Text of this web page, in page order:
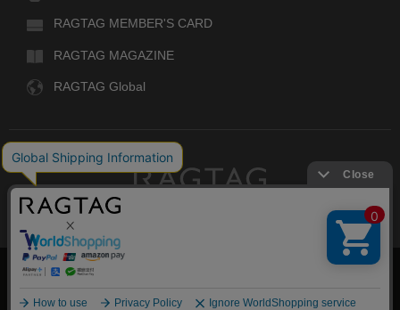
RAGTAG MEMBER'S CARD
RAGTAG MAGAZINE
RAGTAG Global
デザイナーズブランドのユーズド・セレクトショップ
COPYRIGHT© TIN PAN ALLEY CO., LTD. ALL RIGHTS RESERVED.